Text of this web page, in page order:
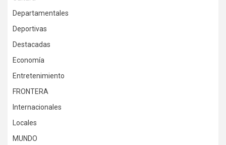
Departamentales
Deportivas
Destacadas
Economía
Entretenimiento
FRONTERA
Internacionales
Locales
MUNDO